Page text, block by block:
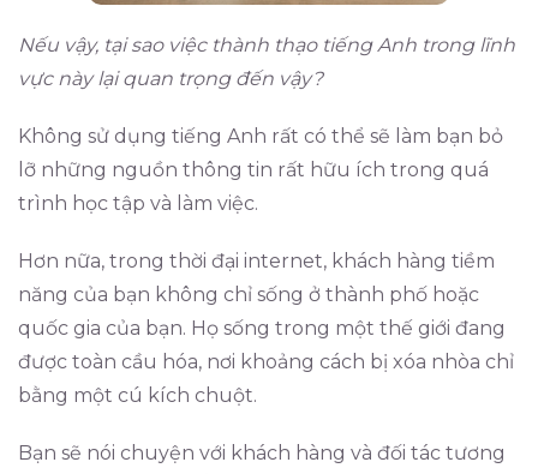
Nếu vậy, tại sao việc thành thạo tiếng Anh trong lĩnh
vực này lại quan trọng đến vậy?
Không sử dụng tiếng Anh rất có thể sẽ làm bạn bỏ
lỡ những nguồn thông tin rất hữu ích trong quá
trình học tập và làm việc.
Hơn nữa, trong thời đại internet, khách hàng tiềm
năng của bạn không chỉ sống ở thành phố hoặc
quốc gia của bạn. Họ sống trong một thế giới đang
được toàn cầu hóa, nơi khoảng cách bị xóa nhòa chỉ
bằng một cú kích chuột.
Bạn sẽ nói chuyện với khách hàng và đối tác tương